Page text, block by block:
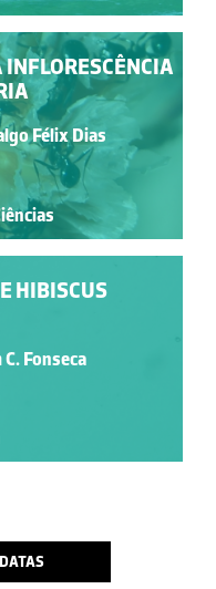
Félix Dias
HIBISCUS
Fonseca